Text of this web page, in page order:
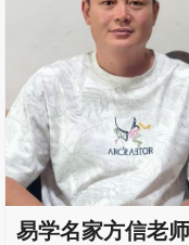
荐，韩名禹专程赴哈尔滨
拜访，深谈传统文化传承
展，高度认同其育人理念
学初心，2026年8月中和
研究院正式下发聘书，聘
罗英为研究院副院长。一
德立身：温厚向善，以口
授传承文脉吕罗英道长
易学名家方信老